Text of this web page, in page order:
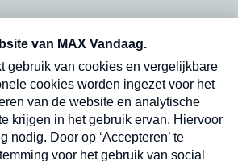
en dinsdagochtend in
Verzend